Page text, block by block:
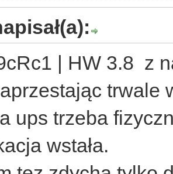
| HW 3.8 z
trwale
ups trzeba
wstała.